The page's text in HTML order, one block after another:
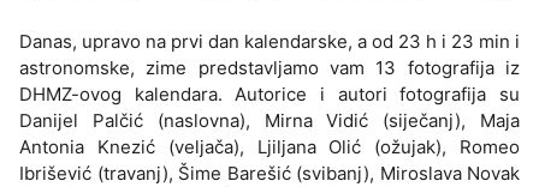
Danas, upravo na prvi dan kalendarske, a od 23 h i 23 min i
astronomske, zime predstavljamo vam 13 fotografija iz
DHMZ-ovog kalendara. Autorice i autori fotografija su
Danijel Palčić (naslovna), Mirna Vidić (siječanj), Maja
Antonia Knezić (veljača), Ljiljana Olić (ožujak), Romeo
Ibrišević (travanj), Šime Barešić (svibanj), Miroslava Novak